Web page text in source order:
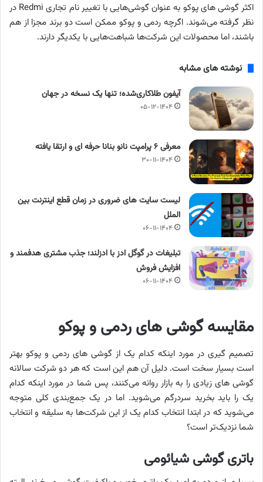
اکثر گوشی ‌های پوکو به عنوان گوشی‌هایی با تغییر نام تجاری Redmi در
نظر گرفته می‌شوند. اگرچه ردمی و پوکو ممکن است دو برند مجزا از هم
باشند، اما محصولات این شرکت‌ها شباهت‌هایی با یکدیگر دارند.
نوشته های مشابه
آیفون طلاکاری‌شده؛ تنها یک نسخه در جهان
۰۵-۱۲-۱۴۰۴
معرفی ۶ پرامپت‌ نانو بنانا حرفه ای و ارتقا یافته
۳۰-۱۱-۱۴۰۴
لیست سایت های ضروری در زمان قطع اینترنت بین
الملل
۰۶-۱۱-۱۴۰۴
تبلیغات در گوگل ادز با ادزلند؛ جذب مشتری هدفمند و
افزایش فروش
۰۶-۱۱-۱۴۰۴
مقایسه گوشی های ردمی و پوکو
تصمیم گیری در مورد اینکه کدام یک از گوشی های ردمی و پوکو بهتر
است بسیار سخت است. دلیل آن هم این است که هر دو شرکت سالانه
گوشی های زیادی را به بازار روانه می‌کنند، پس شما در مورد اینکه کدام
یک را باید بخرید سردرگم می‌شوید. اما در یک جمع‌بندی کلی متوجه
می‌شوید که در ابتدا انتخاب کدام یک از این شرکت‌ها به سلیقه و انتخاب
شما نزدیک‌تر است؟
باتری گوشی شیائومی